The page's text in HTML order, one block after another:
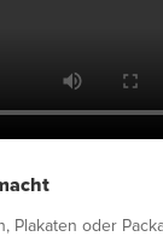
Plakaten oder